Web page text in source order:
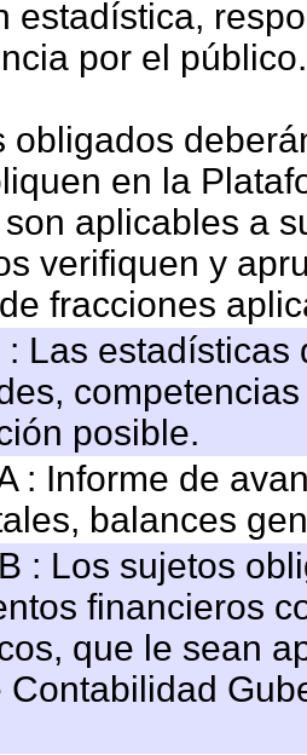
estadística,
por el público.
obligados
en la
aplicables a
verifiquen y
fracciones
: Las
posible.
: Informe de
balances
: Los sujetos
financieros
que le sean
Contabilidad